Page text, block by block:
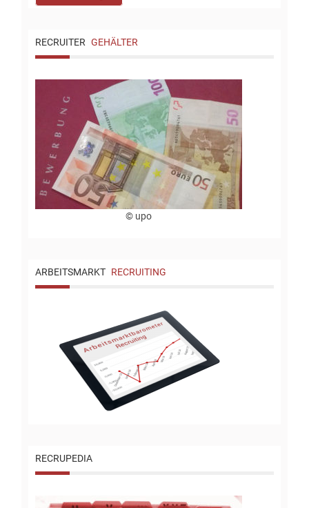
RECRUITER GEHÄLTER
© upo
ARBEITSMARKT RECRUITING
RECRUPEDIA